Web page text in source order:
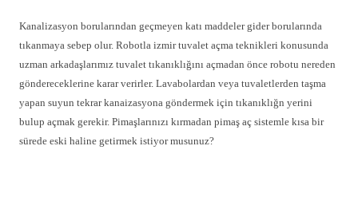
Kanalizasyon borularından geçmeyen katı maddeler gider borularında
tıkanmaya sebep olur. Robotla izmir tuvalet açma teknikleri konusunda
uzman arkadaşlarımız tuvalet tıkanıklığını açmadan önce robotu nereden
göndereceklerine karar verirler. Lavabolardan veya tuvaletlerden taşma
yapan suyun tekrar kanaizasyona göndermek için tıkanıklığn yerini
bulup açmak gerekir. Pimaşlarınızı kırmadan pimaş aç sistemle kısa bir
sürede eski haline getirmek istiyor musunuz?